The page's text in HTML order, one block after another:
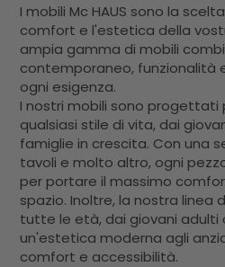
I mobili Mc HAUS sono la
comfort e l'estetica della
ampia gamma di mobili
contemporaneo, funzionalità
ogni esigenza.
I nostri mobili sono progettati
qualsiasi stile di vita, dai
famiglie in crescita. Con una
tavoli e molto altro, ogni
per portare il massimo
spazio. Inoltre, la nostra linea
tutte le età, dai giovani adulti
un'estetica moderna agli
comfort e accessibilità.